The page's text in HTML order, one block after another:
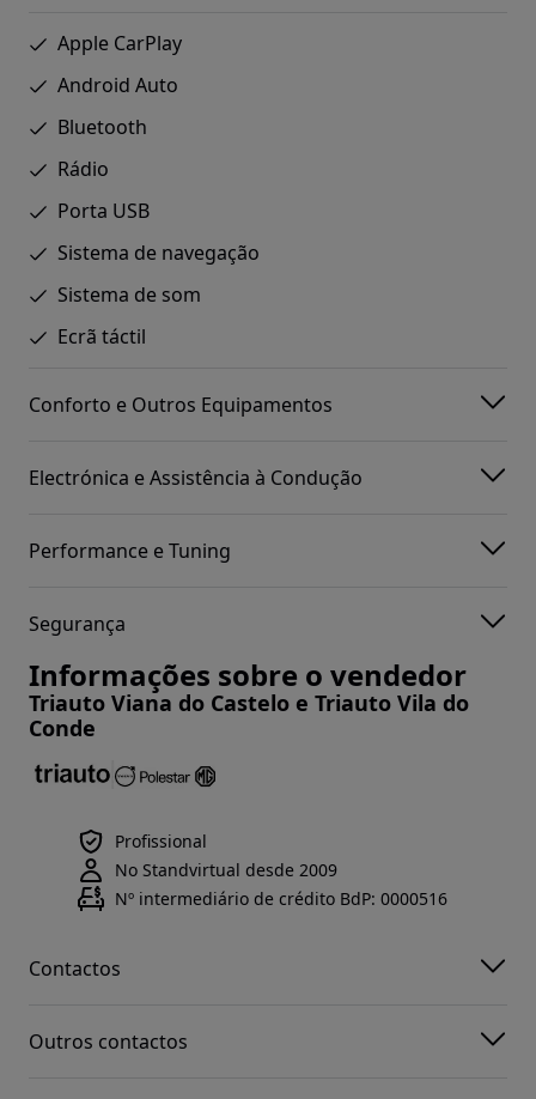
Apple CarPlay
Android Auto
Bluetooth
Rádio
Porta USB
Sistema de navegação
Sistema de som
Ecrã táctil
Conforto e Outros Equipamentos
Electrónica e Assistência à Condução
Performance e Tuning
Segurança
Informações sobre o vendedor
Triauto Viana do Castelo e Triauto Vila do
Conde
Profissional
No Standvirtual desde 2009
Nº intermediário de crédito BdP: 0000516
Contactos
Outros contactos